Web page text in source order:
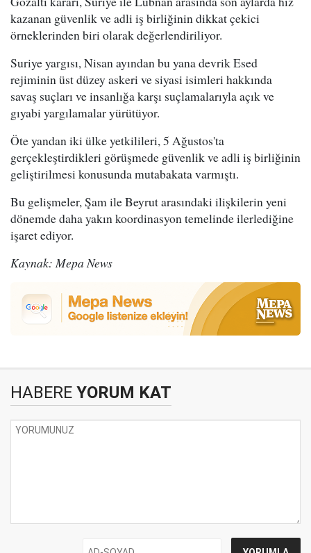
kazanan güvenlik ve adli iş birliğinin dikkat çekici
örneklerinden biri olarak değerlendiriliyor.
Suriye yargısı, Nisan ayından bu yana devrik Esed
rejiminin üst düzey askeri ve siyasi isimleri hakkında
savaş suçları ve insanlığa karşı suçlamalarıyla açık ve
gıyabi yargılamalar yürütüyor.
Öte yandan iki ülke yetkilileri, 5 Ağustos'ta
gerçekleştirdikleri görüşmede güvenlik ve adli iş birliğinin
geliştirilmesi konusunda mutabakata varmıştı.
Bu gelişmeler, Şam ile Beyrut arasındaki ilişkilerin yeni
dönemde daha yakın koordinasyon temelinde ilerlediğine
işaret ediyor.
Kaynak: Mepa News
HABERE YORUM KAT